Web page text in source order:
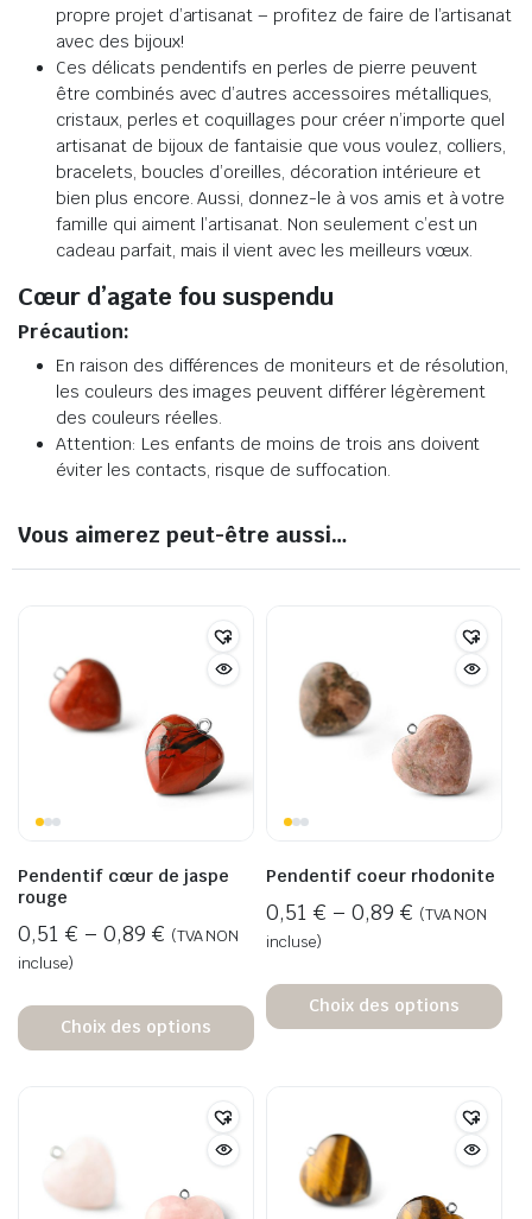
propre projet d’artisanat – profitez de faire de l’artisanat
avec des bijoux!
Ces délicats pendentifs en perles de pierre peuvent
être combinés avec d’autres accessoires métalliques,
cristaux, perles et coquillages pour créer n’importe quel
artisanat de bijoux de fantaisie que vous voulez, colliers,
bracelets, boucles d’oreilles, décoration intérieure et
bien plus encore. Aussi, donnez-le à vos amis et à votre
famille qui aiment l’artisanat. Non seulement c’est un
cadeau parfait, mais il vient avec les meilleurs vœux.
Cœur d’agate fou suspendu
Précaution:
En raison des différences de moniteurs et de résolution,
les couleurs des images peuvent différer légèrement
des couleurs réelles.
Attention: Les enfants de moins de trois ans doivent
éviter les contacts, risque de suffocation.
Vous aimerez peut-être aussi…
Pendentif cœur de jaspe
rouge
0,51 € – 0,89 € (TVA NON
incluse)
Choix des options
Pendentif coeur rhodonite
0,51 € – 0,89 € (TVA NON
incluse)
Choix des options